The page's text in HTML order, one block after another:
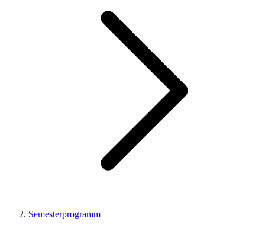
Semesterprogramm